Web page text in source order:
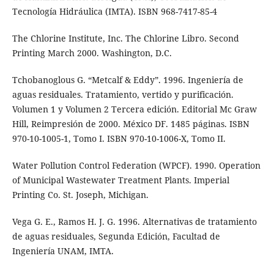
Tecnología Hidráulica (IMTA). ISBN 968-7417-85-4
The Chlorine Institute, Inc. The Chlorine Libro. Second
Printing March 2000. Washington, D.C.
Tchobanoglous G. “Metcalf & Eddy”. 1996. Ingeniería de
aguas residuales. Tratamiento, vertido y purificación.
Volumen 1 y Volumen 2 Tercera edición. Editorial Mc Graw
Hill, Reimpresión de 2000. México DF. 1485 páginas. ISBN
970-10-1005-1, Tomo I. ISBN 970-10-1006-X, Tomo II.
Water Pollution Control Federation (WPCF). 1990. Operation
of Municipal Wastewater Treatment Plants. Imperial
Printing Co. St. Joseph, Michigan.
Vega G. E., Ramos H. J. G. 1996. Alternativas de tratamiento
de aguas residuales, Segunda Edición, Facultad de
Ingeniería UNAM, IMTA.